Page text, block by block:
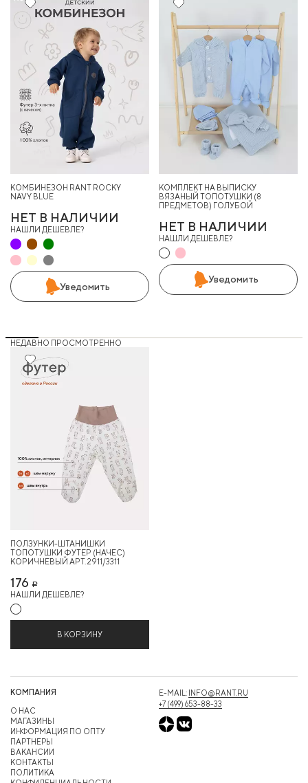
КОМБИНЕЗОН RANT ROCKY
NAVY BLUE
НЕТ В НАЛИЧИИ
НАШЛИ ДЕШЕВЛЕ?
Уведомить
КОМПЛЕКТ НА ВЫПИСКУ
ВЯЗАНЫЙ ТОПОТУШКИ (8
ПРЕДМЕТОВ) ГОЛУБОЙ
НЕТ В НАЛИЧИИ
НАШЛИ ДЕШЕВЛЕ?
Уведомить
НЕДАВНО ПРОСМОТРЕННО
ПОЛЗУНКИ-ШТАНИШКИ
ТОПОТУШКИ ФУТЕР (НАЧЕС)
КОРИЧНЕВЫЙ АРТ. 2911/3311
176 Р
НАШЛИ ДЕШЕВЛЕ?
В КОРЗИНУ
КОМПАНИЯ
О НАС
МАГАЗИНЫ
ИНФОРМАЦИЯ ПО ОПТУ
ПАРТНЕРЫ
ВАКАНСИИ
КОНТАКТЫ
ПОЛИТИКА
E-MAIL: INFO@RANT.RU
+7 (499) 653-88-33